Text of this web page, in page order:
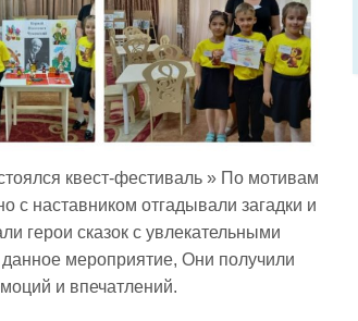
квест-фестиваль » По мотивам
с наставником отгадывали загадки и
герои сказок с увлекательными
мероприятие, Они получили
и впечатлений.